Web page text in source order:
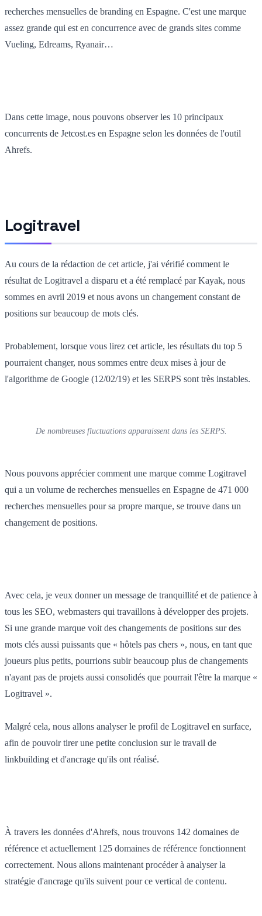
recherches mensuelles de branding en Espagne. C'est une marque
assez grande qui est en concurrence avec de grands sites comme
Vueling, Edreams, Ryanair…
Dans cette image, nous pouvons observer les 10 principaux
concurrents de Jetcost.es en Espagne selon les données de l'outil
Ahrefs.
Logitravel
Au cours de la rédaction de cet article, j'ai vérifié comment le
résultat de Logitravel a disparu et a été remplacé par Kayak, nous
sommes en avril 2019 et nous avons un changement constant de
positions sur beaucoup de mots clés.
Probablement, lorsque vous lirez cet article, les résultats du top 5
pourraient changer, nous sommes entre deux mises à jour de
l'algorithme de Google (12/02/19) et les SERPS sont très instables.
De nombreuses fluctuations apparaissent dans les SERPS.
Nous pouvons apprécier comment une marque comme Logitravel
qui a un volume de recherches mensuelles en Espagne de 471 000
recherches mensuelles pour sa propre marque, se trouve dans un
changement de positions.
Avec cela, je veux donner un message de tranquillité et de patience à
tous les SEO, webmasters qui travaillons à développer des projets.
Si une grande marque voit des changements de positions sur des
mots clés aussi puissants que « hôtels pas chers », nous, en tant que
joueurs plus petits, pourrions subir beaucoup plus de changements
n'ayant pas de projets aussi consolidés que pourrait l'être la marque «
Logitravel ».
Malgré cela, nous allons analyser le profil de Logitravel en surface,
afin de pouvoir tirer une petite conclusion sur le travail de
linkbuilding et d'ancrage qu'ils ont réalisé.
À travers les données d'Ahrefs, nous trouvons 142 domaines de
référence et actuellement 125 domaines de référence fonctionnent
correctement. Nous allons maintenant procéder à analyser la
stratégie d'ancrage qu'ils suivent pour ce vertical de contenu.